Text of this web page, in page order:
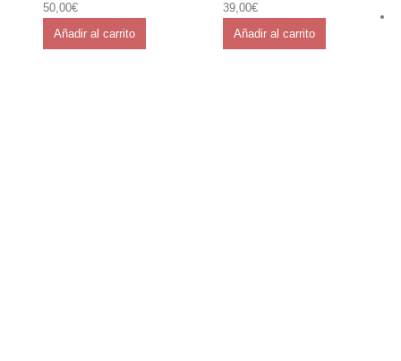
50,00€
Añadir al carrito
39,00€
Añadir al carrito